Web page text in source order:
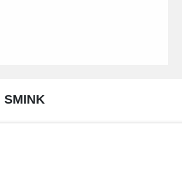
SMINK